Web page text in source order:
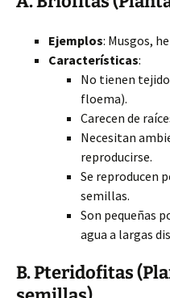
Ejemplos: Musgos,
Características:
No tienen
floema).
Carecen de
Necesitan
reproducirse.
Se reproducen
semillas.
Son pequeñas
agua a largas
B. Pteridofitas